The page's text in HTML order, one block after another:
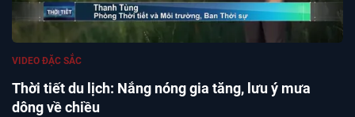
Thời tiết du lịch: Nắng nóng gia tăng, lưu ý mưa
dông về chiều
VIDEO ĐẶC SẮC